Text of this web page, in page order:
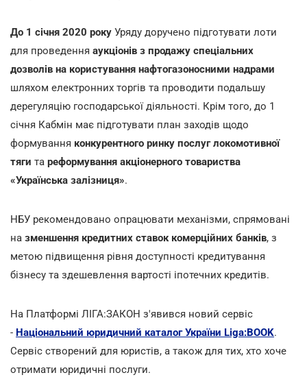
До 1 січня 2020 року Уряду доручено підготувати лоти
для проведення аукціонів з продажу спеціальних
дозволів на користування нафтогазоносними надрами
шляхом електронних торгів та проводити подальшу
дерегуляцію господарської діяльності. Крім того, до 1
січня Кабмін має підготувати план заходів щодо
формування конкурентного ринку послуг локомотивної
тяги та реформування акціонерного товариства
«Українська залізниця».
НБУ рекомендовано опрацювати механізми, спрямовані
на зменшення кредитних ставок комерційних банків, з
метою підвищення рівня доступності кредитування
бізнесу та здешевлення вартості іпотечних кредитів.
На Платформі ЛІГА:ЗАКОН з'явився новий сервіс
- Національний юридичний каталог України Liga:BOOK.
Сервіс створений для юристів, а також для тих, хто хоче
отримати юридичні послуги.